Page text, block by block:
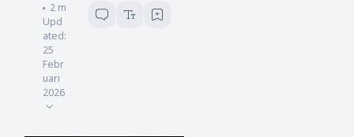
Admin
2menit baca
Upd
ated:
25
Febr
uari
2026